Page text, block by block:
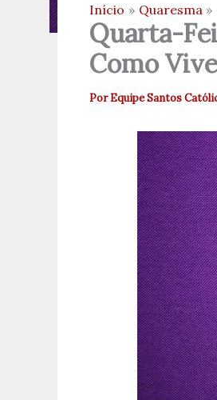
Início Quaresma
Quarta-
Como
PorEquipe Santos